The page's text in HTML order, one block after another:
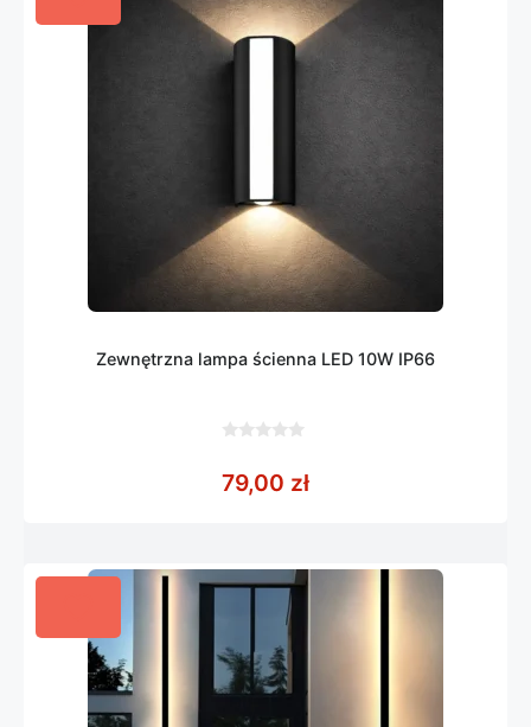
Zewnętrzna lampa ścienna LED 10W IP66
5
79,00 zł